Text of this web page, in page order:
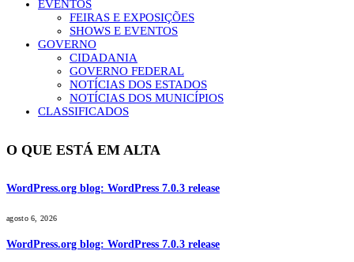
EVENTOS
FEIRAS E EXPOSIÇÕES
SHOWS E EVENTOS
GOVERNO
CIDADANIA
GOVERNO FEDERAL
NOTÍCIAS DOS ESTADOS
NOTÍCIAS DOS MUNICÍPIOS
CLASSIFICADOS
O QUE ESTÁ EM ALTA
WordPress.org blog: WordPress 7.0.3 release
agosto 6, 2026
WordPress.org blog: WordPress 7.0.3 release